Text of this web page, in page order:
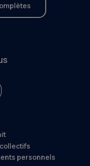
personnels